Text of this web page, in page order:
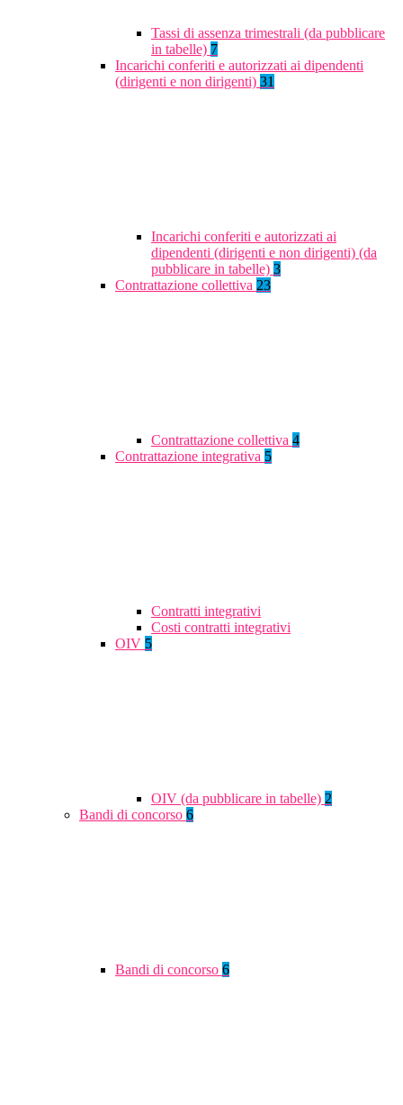
Tassi di assenza trimestrali (da pubblicare
in tabelle) 7
Incarichi conferiti e autorizzati ai dipendenti
(dirigenti e non dirigenti) 31
Incarichi conferiti e autorizzati ai
dipendenti (dirigenti e non dirigenti) (da
pubblicare in tabelle) 3
Contrattazione collettiva 23
Contrattazione collettiva 4
Contrattazione integrativa 5
Contratti integrativi
Costi contratti integrativi
OIV 5
OIV (da pubblicare in tabelle) 2
Bandi di concorso 6
Bandi di concorso 6